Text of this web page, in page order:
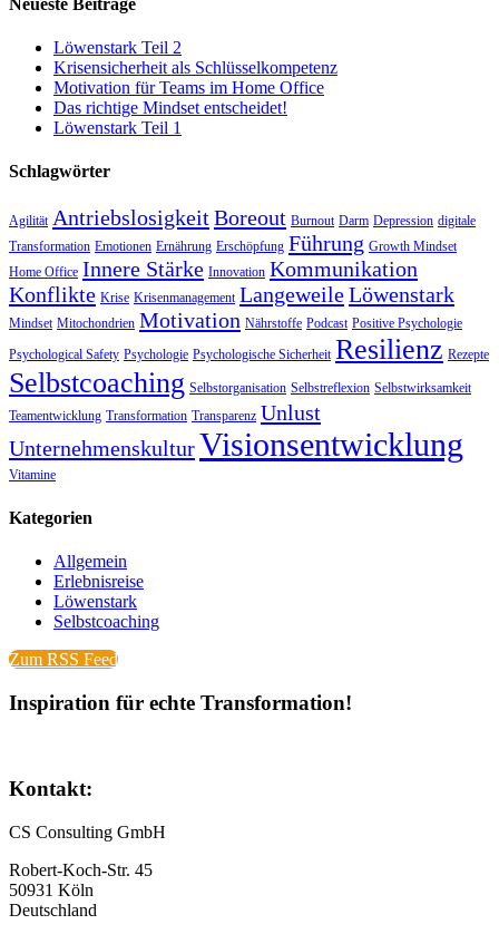
Löwenstark Teil 2
Krisensicherheit als Schlüsselkompetenz
Motivation für Teams im Home Office
Das richtige Mindset entscheidet!
Löwenstark Teil 1
Schlagwörter
Agilität AntriebslosigkeitBoreout Burnout Darm Depression digitale
Transformation Emotionen Ernährung Erschöpfung Führung Growth Mindset
Home Office Innere Stärke Innovation Kommunikation
Konflikte Krise Krisenmanagement LangeweileLöwenstark
Mindset Mitochondrien Motivation Nährstoffe Podcast Positive Psychologie
Psychological Safety Psychologie Psychologische Sicherheit Resilienz Rezepte
Selbstcoaching Selbstorganisation Selbstreflexion Selbstwirksamkeit
Teamentwicklung Transformation Transparenz Unlust
UnternehmenskulturVisionsentwicklung
Vitamine
Kategorien
Allgemein
Erlebnisreise
Löwenstark
Selbstcoaching
Zum RSS Feed
Inspiration für echte Transformation!
Kontakt:
CS Consulting GmbH
Robert-Koch-Str. 45
50931 Köln
Deutschland